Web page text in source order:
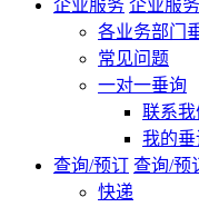
企业服务 企业服务
各业务部门
常见问题
一对一垂询
联系我
我的
查询/预订 查询/预
快递